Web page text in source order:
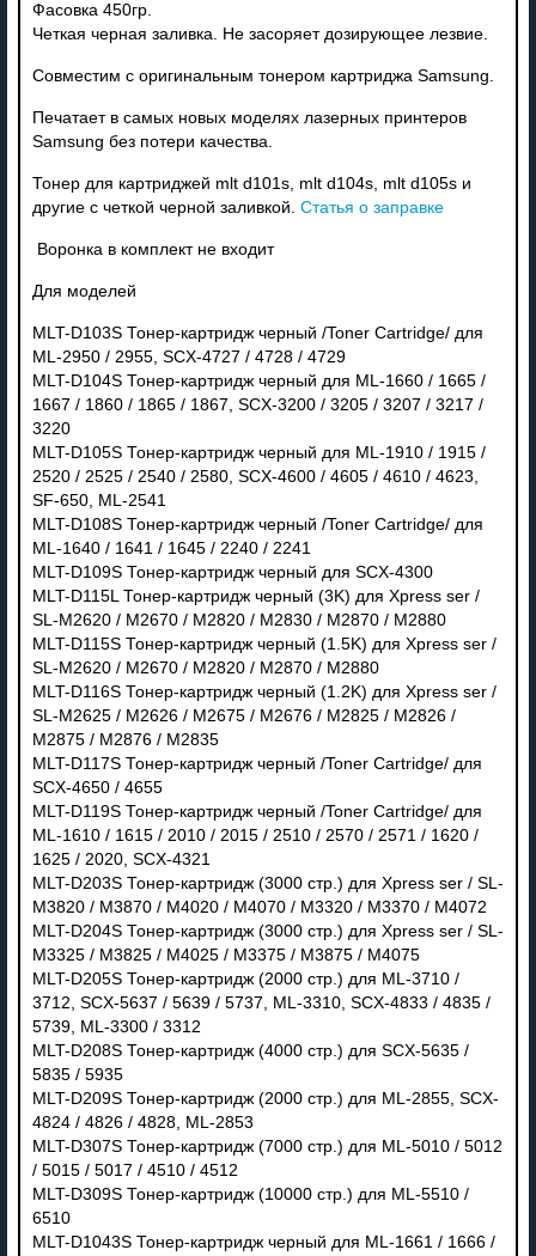
Фасовка 450гр.
Четкая черная заливка. Не засоряет дозирующее лезвие.
Совместим с оригинальным тонером картриджа Samsung.
Печатает в самых новых моделях лазерных принтеров
Samsung без потери качества.
Тонер для картриджей mlt d101s, mlt d104s, mlt d105s и
другие с четкой черной заливкой. Статья о заправке
Воронка в комплект не входит
Для моделей
MLT-D103S Тонер-картридж черный /Toner Cartridge/ для
ML-2950 / 2955, SCX-4727 / 4728 / 4729
MLT-D104S Тонер-картридж черный для ML-1660 / 1665 /
1667 / 1860 / 1865 / 1867, SCX-3200 / 3205 / 3207 / 3217 /
3220
MLT-D105S Тонер-картридж черный для ML-1910 / 1915 /
2520 / 2525 / 2540 / 2580, SCX-4600 / 4605 / 4610 / 4623,
SF-650, ML-2541
MLT-D108S Тонер-картридж черный /Toner Cartridge/ для
ML-1640 / 1641 / 1645 / 2240 / 2241
MLT-D109S Тонер-картридж черный для SCX-4300
MLT-D115L Тонер-картридж черный (3K) для Xpress ser /
SL-M2620 / M2670 / M2820 / M2830 / M2870 / M2880
MLT-D115S Тонер-картридж черный (1.5K) для Xpress ser /
SL-M2620 / M2670 / M2820 / M2870 / M2880
MLT-D116S Тонер-картридж черный (1.2K) для Xpress ser /
SL-M2625 / M2626 / M2675 / M2676 / M2825 / M2826 /
M2875 / M2876 / M2835
MLT-D117S Тонер-картридж черный /Toner Cartridge/ для
SCX-4650 / 4655
MLT-D119S Тонер-картридж черный /Toner Cartridge/ для
ML-1610 / 1615 / 2010 / 2015 / 2510 / 2570 / 2571 / 1620 /
1625 / 2020, SCX-4321
MLT-D203S Тонер-картридж (3000 стр.) для Xpress ser / SL-
M3820 / M3870 / M4020 / M4070 / M3320 / M3370 / M4072
MLT-D204S Тонер-картридж (3000 стр.) для Xpress ser / SL-
M3325 / M3825 / M4025 / M3375 / M3875 / M4075
MLT-D205S Тонер-картридж (2000 стр.) для ML-3710 /
3712, SCX-5637 / 5639 / 5737, ML-3310, SCX-4833 / 4835 /
5739, ML-3300 / 3312
MLT-D208S Тонер-картридж (4000 стр.) для SCX-5635 /
5835 / 5935
MLT-D209S Тонер-картридж (2000 стр.) для ML-2855, SCX-
4824 / 4826 / 4828, ML-2853
MLT-D307S Тонер-картридж (7000 стр.) для ML-5010 / 5012
/ 5015 / 5017 / 4510 / 4512
MLT-D309S Тонер-картридж (10000 стр.) для ML-5510 /
6510
MLT-D1043S Тонер-картридж черный для ML-1661 / 1666 /